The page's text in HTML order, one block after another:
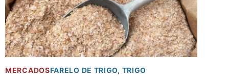
MERCADOSFARELO DE TRIGO, TRIGO